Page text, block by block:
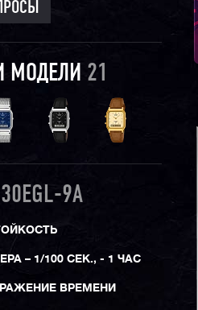
МОДЕЛИ 21
9A
– 1/100 СЕК., - 1 ЧАС
ВРЕМЕНИ